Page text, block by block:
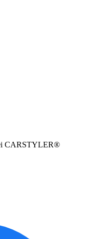
CARSTYLER®